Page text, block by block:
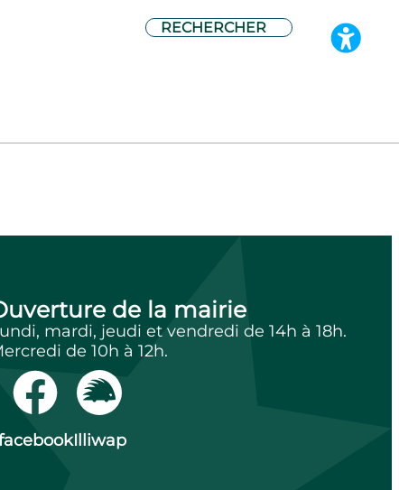
de la mairie
mardi, jeudi et vendredi de 14h à 18h.
de 10h à 12h.
Illiwap